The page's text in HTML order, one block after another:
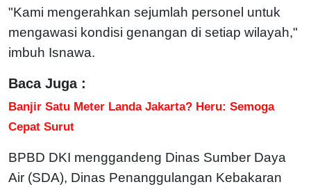
"Kami mengerahkan sejumlah personel untuk
mengawasi kondisi genangan di setiap wilayah,"
imbuh Isnawa.
Baca Juga :
Banjir Satu Meter Landa Jakarta? Heru: Semoga
Cepat Surut
BPBD DKI menggandeng Dinas Sumber Daya
Air (SDA), Dinas Penanggulangan Kebakaran